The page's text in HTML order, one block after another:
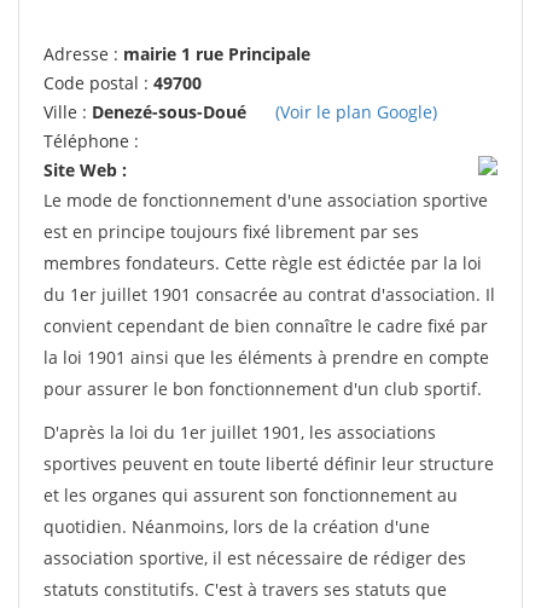
Adresse : mairie 1 rue Principale
Code postal : 49700
Ville : Denezé-sous-Doué
(Voir le plan Google)
Téléphone :
Site Web :
Le mode de fonctionnement d'une association sportive
est en principe toujours fixé librement par ses
membres fondateurs. Cette règle est édictée par la loi
du 1er juillet 1901 consacrée au contrat d'association. Il
convient cependant de bien connaître le cadre fixé par
la loi 1901 ainsi que les éléments à prendre en compte
pour assurer le bon fonctionnement d'un club sportif.
D'après la loi du 1er juillet 1901, les associations
sportives peuvent en toute liberté définir leur structure
et les organes qui assurent son fonctionnement au
quotidien. Néanmoins, lors de la création d'une
association sportive, il est nécessaire de rédiger des
statuts constitutifs. C'est à travers ses statuts que